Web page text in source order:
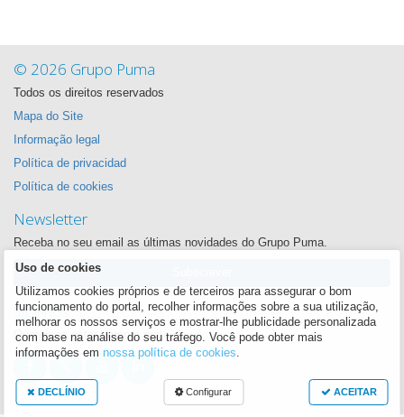
© 2026 Grupo Puma
Todos os direitos reservados
Mapa do Site
Informação legal
Política de privacidad
Política de cookies
Newsletter
Receba no seu email as últimas novidades do Grupo Puma.
Siga-nos
Queremos estar sempre perto de si
Uso de cookies
Utilizamos cookies próprios e de terceiros para assegurar o bom
funcionamento do portal, recolher informações sobre a sua utilização,
melhorar os nossos serviços e mostrar-lhe publicidade personalizada
com base na análise do seu tráfego. Você pode obter mais
informações emnossa política de cookies.
DECLÍNIO Configurar ACEITAR